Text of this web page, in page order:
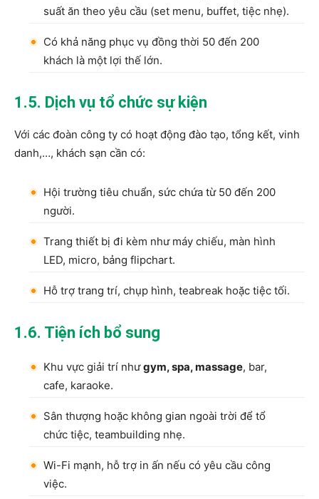
suất ăn theo yêu cầu (set menu, buffet, tiệc nhẹ).
Có khả năng phục vụ đồng thời 50 đến 200
khách là một lợi thế lớn.
1.5. Dịch vụ tổ chức sự kiện
Với các đoàn công ty có hoạt động đào tạo, tổng kết, vinh
danh,…, khách sạn cần có:
Hội trường tiêu chuẩn, sức chứa từ 50 đến 200
người.
Trang thiết bị đi kèm như máy chiếu, màn hình
LED, micro, bảng flipchart.
Hỗ trợ trang trí, chụp hình, teabreak hoặc tiệc tối.
1.6. Tiện ích bổ sung
Khu vực giải trí nhưgym, spa, massage, bar,
cafe, karaoke.
Sân thượng hoặc không gian ngoài trời để tổ
chức tiệc, teambuilding nhẹ.
Wi-Fi mạnh, hỗ trợ in ấn nếu có yêu cầu công
việc.